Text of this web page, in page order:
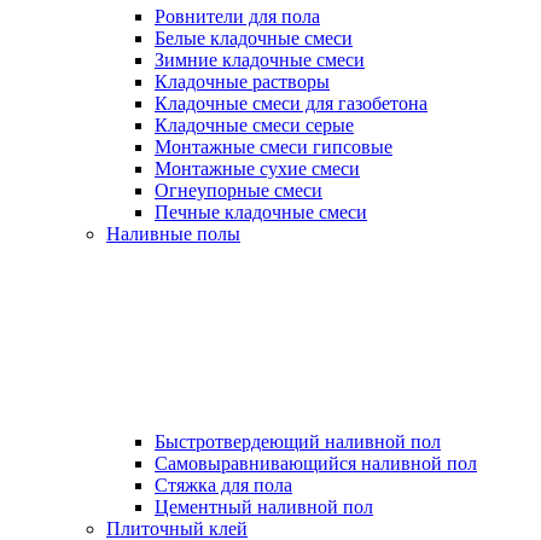
Ровнители для пола
Белые кладочные смеси
Зимние кладочные смеси
Кладочные растворы
Кладочные смеси для газобетона
Кладочные смеси серые
Монтажные смеси гипсовые
Монтажные сухие смеси
Огнеупорные смеси
Печные кладочные смеси
Наливные полы
Быстротвердеющий наливной пол
Самовыравнивающийся наливной пол
Стяжка для пола
Цементный наливной пол
Плиточный клей